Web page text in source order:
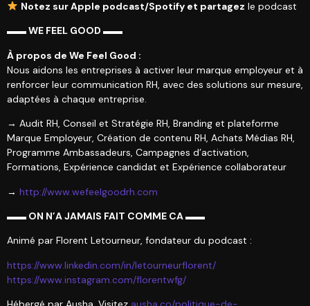
Notez sur Apple podcast/Spotify et partagez le podcast
▬▬ WE FEEL GOOD ▬▬
À propos de We Feel Good :
Nous aidons les entreprises à activer leur marque employeur et à
renforcer leur communication RH, avec des solutions sur mesure,
adaptées à chaque entreprise.
→ Audit RH, Conseil et Stratégie RH, Branding et plateforme
Marque Employeur, Création de contenu RH, Achats Médias RH,
Programme Ambassadeurs, Campagnes d’activation,
Formations, Expérience candidat et Expérience collaborateur
→ http://www.wefeelgoodrh.com
▬▬ ON N’A JAMAIS FAIT COMME CA ▬▬
Animé par Florent Letourneur, fondateur du podcast :
https://www.linkedin.com/in/letourneurflorent/
https://www.instagram.com/florentwfg/